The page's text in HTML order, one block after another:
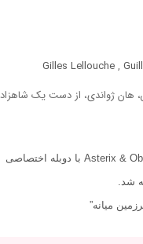
Gilles Lellouche,
هان ژواندی، از دست یک
شد.
میانه”